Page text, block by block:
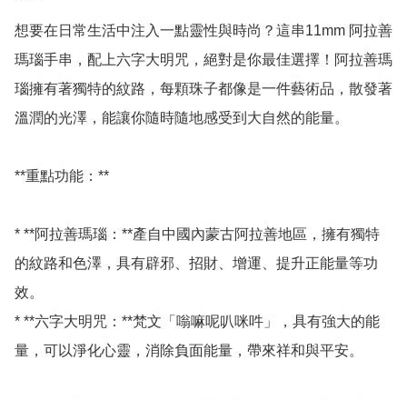
想要在日常生活中注入一點靈性與時尚？這串11mm 阿拉善
瑪瑙手串，配上六字大明咒，絕對是你最佳選擇！阿拉善瑪
瑙擁有著獨特的紋路，每顆珠子都像是一件藝術品，散發著
溫潤的光澤，能讓你隨時隨地感受到大自然的能量。
**重點功能：**
* **阿拉善瑪瑙：**產自中國內蒙古阿拉善地區，擁有獨特
的紋路和色澤，具有辟邪、招財、增運、提升正能量等功
效。
* **六字大明咒：**梵文「嗡嘛呢叭咪吽」，具有強大的能
量，可以淨化心靈，消除負面能量，帶來祥和與平安。